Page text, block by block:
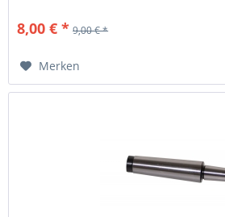
8,00 € * 9,00 € *
Merken